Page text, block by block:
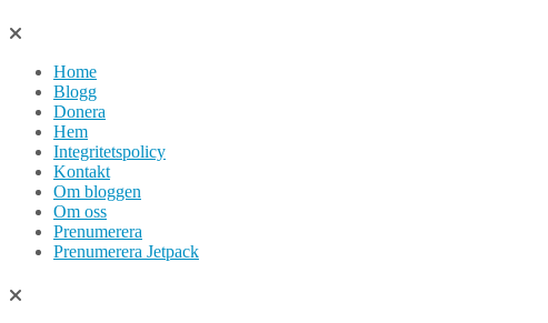
Hoppa
innehållHome
Blogg
Donera
Hem
Integritetspolicy
Kontakt
Om bloggen
Om oss
Prenumerera
Prenumerera Jetpack